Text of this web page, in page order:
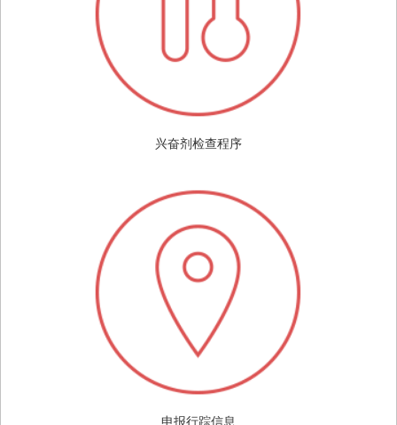
兴奋剂检查程序
申报行踪信息